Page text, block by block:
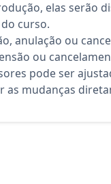
elas serão
curso.
anulação ou
ou
pode ser
mudanças